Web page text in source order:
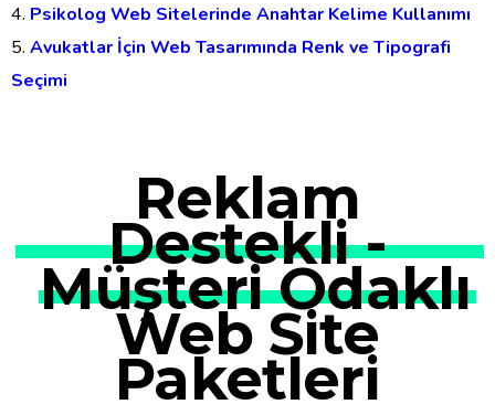
Psikolog Web Sitelerinde Anahtar Kelime Kullanımı
Avukatlar İçin Web Tasarımında Renk ve Tipografi
Seçimi
Reklam
Destekli -
Müşteri Odaklı
Web Site
Paketleri